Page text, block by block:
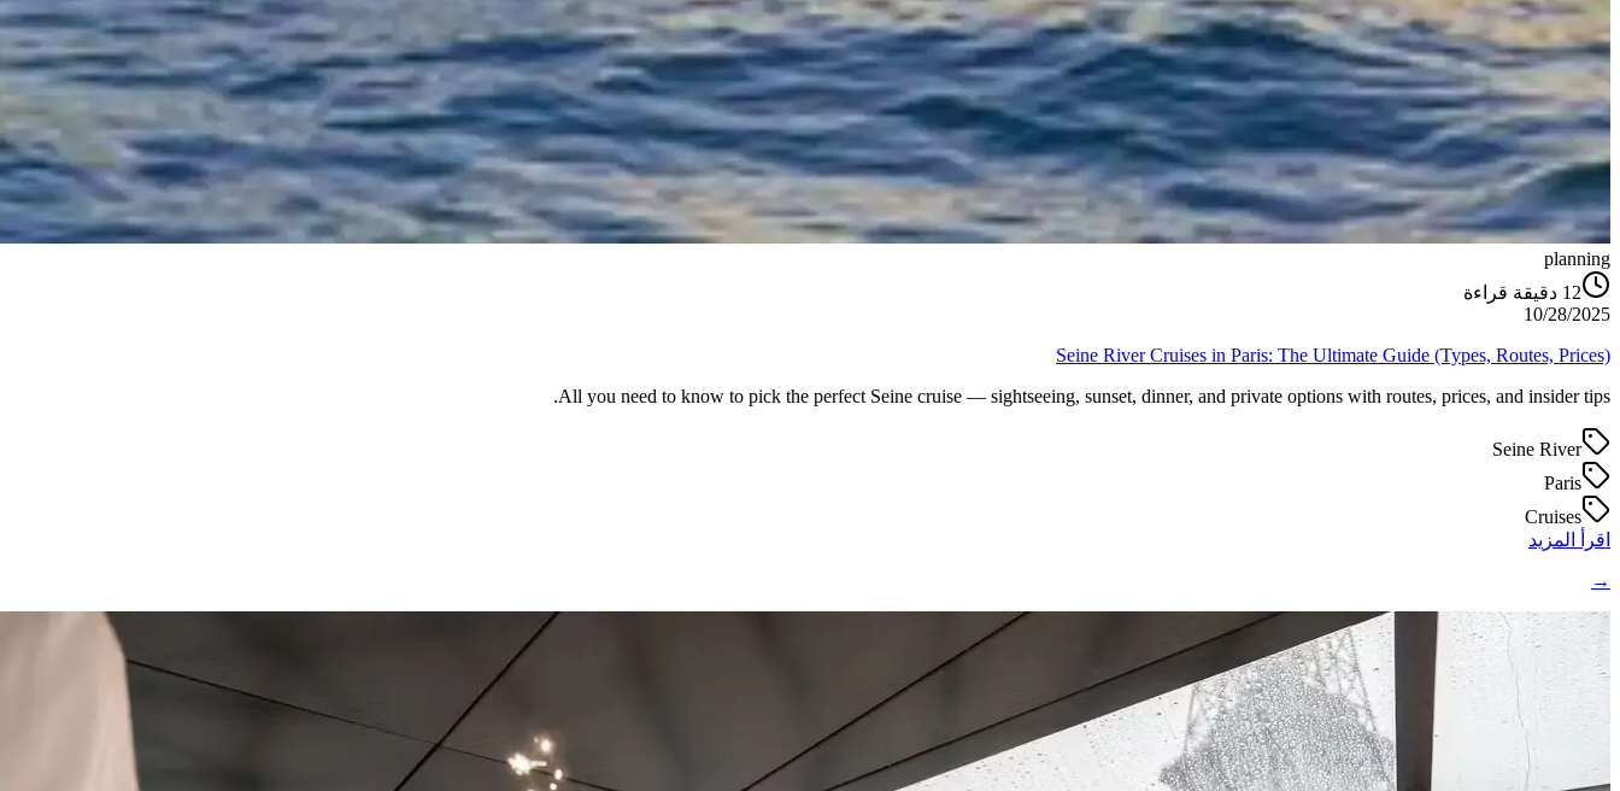
planning
12 دقيقة قراءة
10/28/2025
Seine River Cruises in Paris: The Ultimate Guide (Types, Routes, Prices)
All you need to know to pick the perfect Seine cruise — sightseeing, sunset, dinner, and private options with routes, prices, and insider tips.
Seine River
Paris
Cruises
اقرأ المزيد
→